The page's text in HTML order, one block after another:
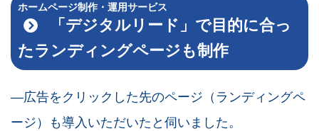
ホームページ制作・運用サービス
「デジタルリード」で目的に合っ
たランディングページも制作
―広告をクリックした先のページ（ランディングペ
ージ）も導入いただいたと伺いました。